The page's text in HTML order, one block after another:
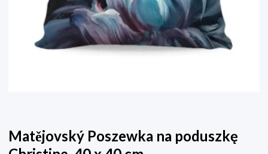
Matějovský Poszewka na poduszkę